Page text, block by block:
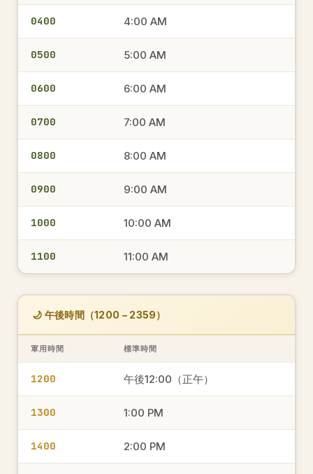
0400 4:00 AM
0500 5:00 AM
0600 6:00 AM
0700 7:00 AM
0800 8:00 AM
0900 9:00 AM
1000 10:00 AM
1100 11:00 AM
🌙 午後時間（1200 – 2359）
軍用時間 標準時間
1200 午後12:00（正午）
1300 1:00 PM
1400 2:00 PM